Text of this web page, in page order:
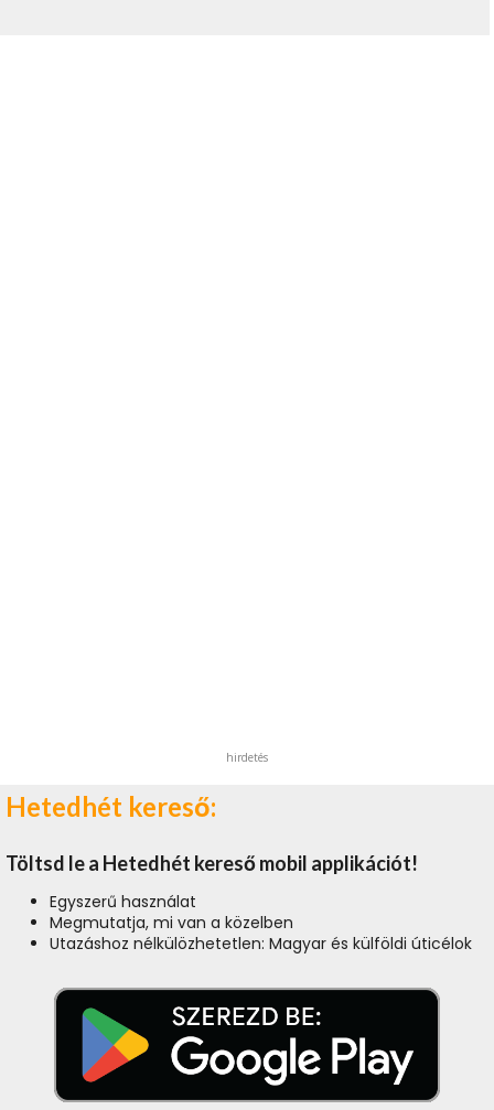
hirdetés
Hetedhét kereső:
Töltsd le a Hetedhét kereső mobil applikációt!
Egyszerű használat
Megmutatja, mi van a közelben
Utazáshoz nélkülözhetetlen: Magyar és külföldi úticélok